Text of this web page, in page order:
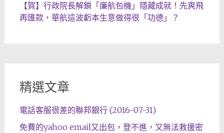
【賀】行政院長解鎖「廉航包機」隱藏成就！先爽飛
再匯款，華航這波虧本生意做得很「功德」？
精選文章
電話客服很差的聯邦銀行 (2016-07-31)
免費的yahoo email又出包，登不進，又無法救援密